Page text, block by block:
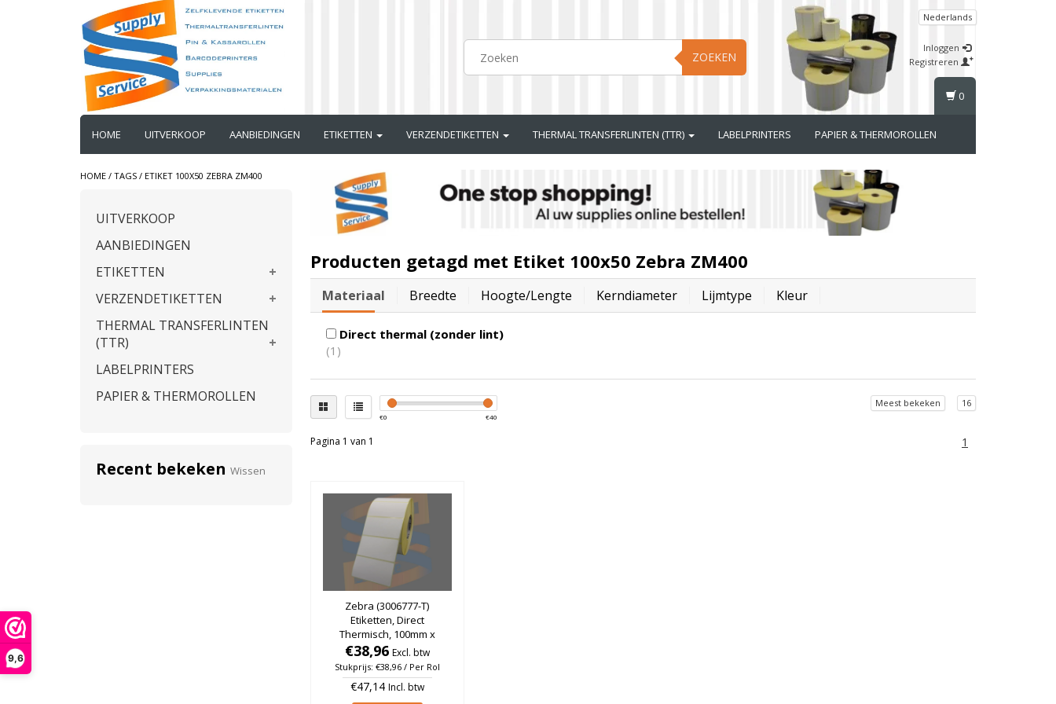
9,6
ZOEKEN
Nederlands
Inloggen
Registreren
HOME UITVERKOOP AANBIEDINGEN ETIKETTEN VERZENDETIKETTEN THERMAL TRANSFERLINTEN (TTR) LABELPRINTERS PAPIER & THERMOROLLEN
0
HOME / TAGS / ETIKET 100X50 ZEBRA ZM400
UITVERKOOP
AANBIEDINGEN
ETIKETTEN
VERZENDETIKETTEN
THERMAL TRANSFERLINTEN
(TTR)
LABELPRINTERS
PAPIER & THERMOROLLEN
Recent bekeken Wissen
Producten getagd met Etiket 100x50 Zebra ZM400
Materiaal Breedte Hoogte/lengte Kerndiameter Lijmtype Kleur
Direct thermal (zonder lint)
(1)
€0 €40
Meest bekeken 16
Pagina 1 van 1 1
Zebra (3006777-T)
Etiketten, Direct
Thermisch, 100mm x
50mm, Permanent, Kern
76mm, rol à 3.000 stuks
€38,96 Excl. btw
Stukprijs: €38,96 / Per Rol
€47,14 Incl. btw